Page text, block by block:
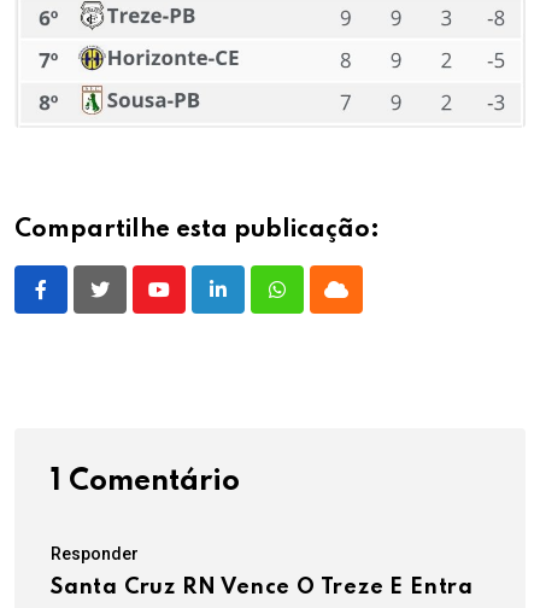
Compartilhe esta publicação:
YoutubeLinkedInWhatsappCloud
1 Comentário
Responder
Santa Cruz RN Vence O Treze E Entra